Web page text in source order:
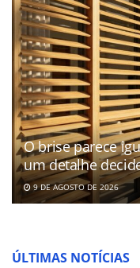
O brise parece
um detalhe
9 DE AGOSTO DE 2026
ÚLTIMAS NOTÍCIAS